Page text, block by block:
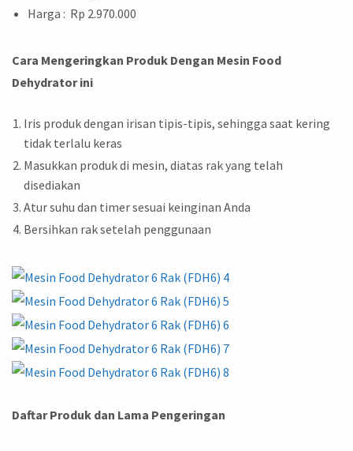
Harga : Rp 2.970.000
Cara Mengeringkan Produk Dengan Mesin Food
Dehydrator ini
Iris produk dengan irisan tipis-tipis, sehingga saat kering
tidak terlalu keras
Masukkan produk di mesin, diatas rak yang telah
disediakan
Atur suhu dan timer sesuai keinginan Anda
Bersihkan rak setelah penggunaan
Daftar Produk dan Lama Pengeringan